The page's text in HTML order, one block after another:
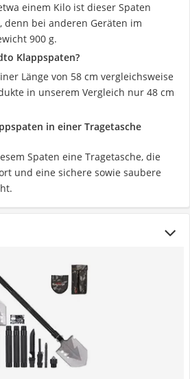
einem Kilo ist dieser Spaten
bei anderen Geräten im
900 g.
Klappspaten?
Länge von 58 cm vergleichsweise
in unserem Vergleich nur 48 cm
in einer Tragetasche
Spaten eine Tragetasche, die
und eine sichere sowie saubere